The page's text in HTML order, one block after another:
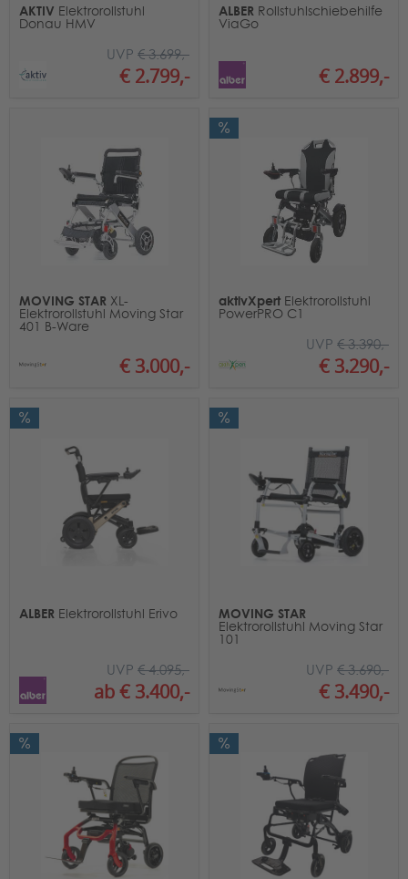
AKTIV Elektrorollstuhl
Donau HMV
€ 2.799,-
UVP € 3.699,-
ALBER Rollstuhlschiebehilfe
ViaGo
€ 2.899,-
MOVING STAR XL-
Elektrorollstuhl Moving Star
401 B-Ware
€ 3.000,-
aktivXpert Elektrorollstuhl
PowerPRO C1
€ 3.290,-
UVP € 3.390,-
ALBER Elektrorollstuhl Erivo
ab € 3.400,-
UVP € 4.095,-
MOVING STAR
Elektrorollstuhl Moving Star
101
€ 3.490,-
UVP € 3.690,-